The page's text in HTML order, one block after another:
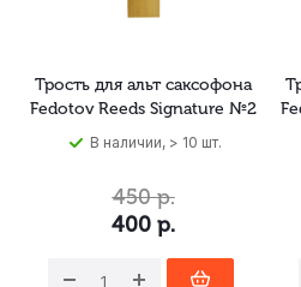
Трость для альт саксофона
Fedotov Reeds Signature №2
В наличии, > 10 шт.
400 р.
450р.